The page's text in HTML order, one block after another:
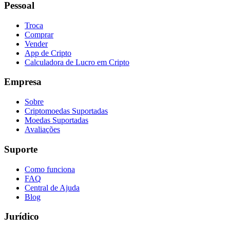
Pessoal
Troca
Comprar
Vender
App de Cripto
Calculadora de Lucro em Cripto
Empresa
Sobre
Criptomoedas Suportadas
Moedas Suportadas
Avaliações
Suporte
Como funciona
FAQ
Central de Ajuda
Blog
Jurídico